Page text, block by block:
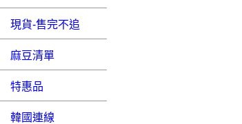
現貨-售完不追
麻豆清單
特惠品
韓國連線